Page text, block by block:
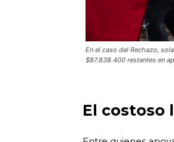
En el caso del Rechazo,
$87.838.400 restantes en
El costoso